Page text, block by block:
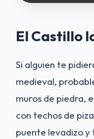
El Castillo
Si alguien te
medieval,
muros de piedra,
con techos de
puente levadizo y